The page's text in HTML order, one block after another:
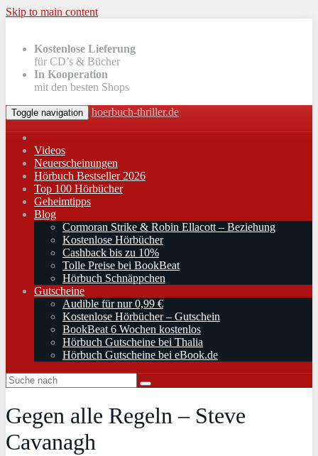
Skip to main content
Kostenlose Lieferung
für CD’s & Bücher
In Kooperation
mit den besten Shops
Toggle navigation hoerbuch-thriller.de
Videos
Neuerscheinungen
Hörbuch Bestseller 2026
Top 100 Hörbücher
Geheimtipps
Blog
Cormoran Strike & Robin Ellacott – Beziehung
Kostenlose Hörbücher
Cashback bis zu 10%
Tolle Preise bei BookBeat
Hörbuch Schnäppchen
Gutscheine
Audible für nur 0,99 €
Kostenlose Hörbücher – Gutschein
BookBeat 6 Wochen kostenlos
Hörbuch Gutscheine bei Thalia
Hörbuch Gutscheine bei eBook.de
Gegen alle Regeln – Steve
Cavanagh